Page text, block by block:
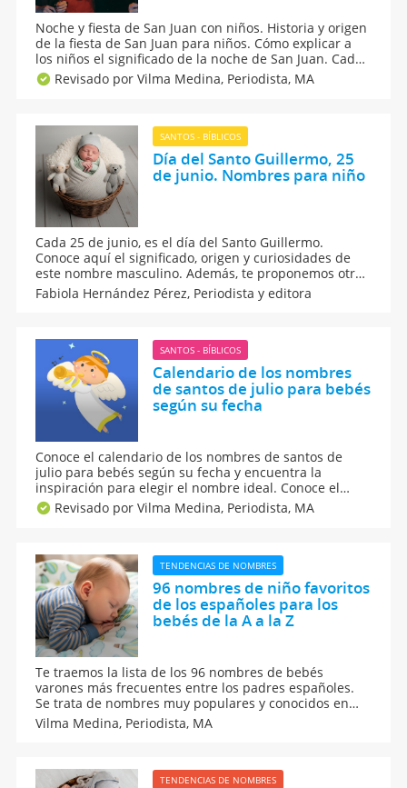
Noche y fiesta de San Juan con niños. Historia y origen
de la fiesta de San Juan para niños. Cómo explicar a
los niños el significado de la noche de San Juan. Cada
23 de junio se celebra la Noche de San Juan una fiesta
en la que se encienden hogueras y fuegos de
Revisado por Vilma Medina, Periodista, MA
SANTOS - BÍBLICOS
Día del Santo Guillermo, 25
de junio. Nombres para niño
Cada 25 de junio, es el día del Santo Guillermo.
Conoce aquí el significado, origen y curiosidades de
este nombre masculino. Además, te proponemos otros
nombres que puedes combinar con Guillermo o
aquellos que empiezan con la letra G si aún no te
encantarán.
Fabiola Hernández Pérez, Periodista y editora
SANTOS - BÍBLICOS
Calendario de los nombres
de santos de julio para bebés
según su fecha
Conoce el calendario de los nombres de santos de
julio para bebés según su fecha y encuentra la
inspiración para elegir el nombre ideal. Conoce el
significado y la historia de cada nombre que se
celebra en este mes en una guía perfecta para futuros
Revisado por Vilma Medina, Periodista, MA
TENDENCIAS DE NOMBRES
96 nombres de niño favoritos
de los españoles para los
bebés de la A a la Z
Te traemos la lista de los 96 nombres de bebés
varones más frecuentes entre los padres españoles.
Se trata de nombres muy populares y conocidos en
España, todos seleccionados para niños varones,
según el Instituto de Estadística en España. ¿Qué
Vilma Medina, Periodista, MA
TENDENCIAS DE NOMBRES